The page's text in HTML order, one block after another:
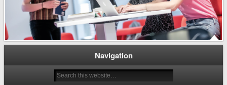
Navigation